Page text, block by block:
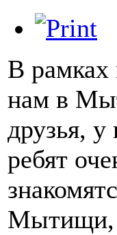
В рамках
нам в
друзья,
ребят
Мытищи,